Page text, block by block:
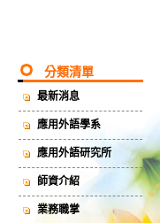
分類清單
最新消息
應用外語學系
應用外語研究所
師資介紹
業務職掌